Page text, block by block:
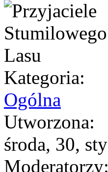
Kategoria:
Ogólna
Utworzona:
środa, 30,
Moderatorzy: